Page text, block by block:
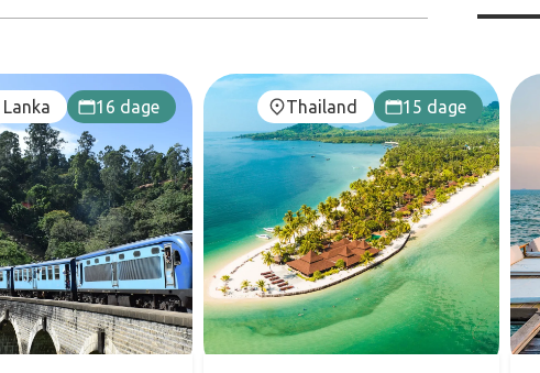
Lanka 16 dage Thailand 15 dage